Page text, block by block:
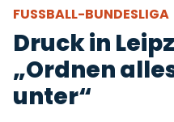
FUSSBALL-BUNDESLIGA
Druck in
„Ordnen
unter“